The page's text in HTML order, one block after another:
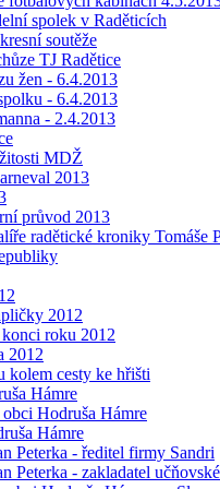
spolek v Raděticích
soutěže
TJ Radětice
žen - 6.4.2013
- 6.4.2013
- 2.4.2013
MDŽ
2013
průvod 2013
radětické kroniky Tomáše
2012
roku 2012
2012
kolem cesty ke hřišti
Hámre
Hodruša Hámre
Hámre
Peterka - ředitel firmy Sandri
Peterka - zakladatel učňovské